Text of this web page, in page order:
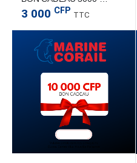
3 000 CFP TTC